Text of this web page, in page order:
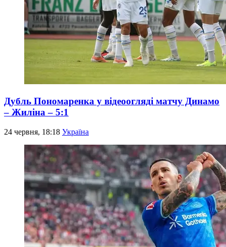
Дубль Пономаренка у відеоогляді матчу Динамо
– Жиліна – 5:1
24 червня, 18:18 Україна